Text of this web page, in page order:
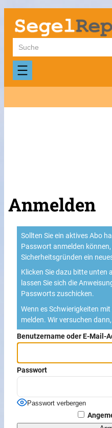
Suchen
Anmelden
Sollten Sie ein aktives Abo
Passwort anmelden
Sicherheitsgründen ein
Klicken Sie dazu bitte unten
lassen Sie sich die
Passworts zuschicken.
Wenn es Schwierigkeiten
melden. Wir versuchen
Benutzername oder E-Mail-
Passwort
Passwort verbergen